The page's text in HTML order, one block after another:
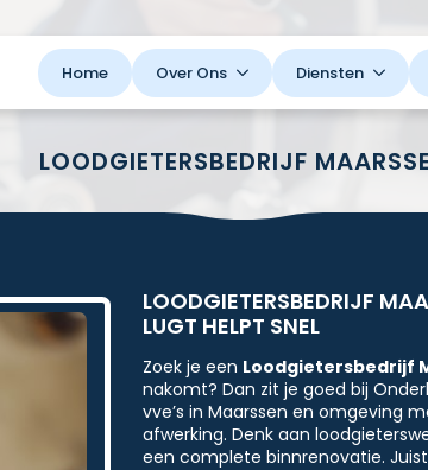
Home Over Ons Diensten
LOODGIETERSBEDRIJF
LOODGIETERSBEDRIJF
LUGT HELPT SNEL
Zoek je een Loodgietersbedrijf
nakomt? Dan zit je goed bij
vve’s in Maarssen en omgeving
afwerking. Denk aan
een complete binnrenovatie.